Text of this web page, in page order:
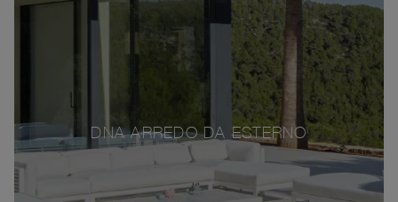
DNA ARREDO DA ESTERNO